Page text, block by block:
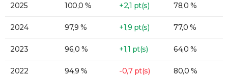
2025 100,0 % +2,1 pt(s) 78,0 %
2024 97,9 % +1,9 pt(s) 77,0 %
2023 96,0 % +1,1 pt(s) 64,0 %
2022 94,9 % -0,7 pt(s) 80,0 %